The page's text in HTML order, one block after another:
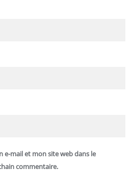
e-mail et mon site web dans le
commentaire.